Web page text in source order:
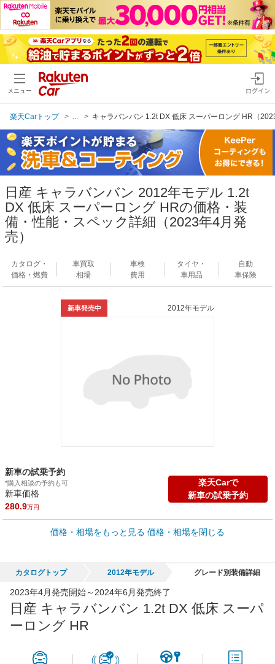
メニュー ログイン
楽天Carトップ キャラバンバン 1.2t DX 低床 スーパーロング HR（
日産 キャラバンバン 2012年モデル 1.2t
DX 低床 スーパーロング HRの価格・装
備・性能・スペック詳細（2023年4月発
売）
カタログ・
価格・燃費
車買取
相場
車検
費用
タイヤ・
車用品
自動
車保険
新車発売中 2012年モデル
新車の試乗予約
*購入相談の予約も可
新車価格
280.9万円
楽天Carで
新車の試乗予約
車買取価格 *
車買取相場
73,850円
*当該価格は車種別の価格となります。
価格・相場をもっと見る 価格・相場を閉じる
カタログトップ 2012年モデル グレード別装備詳細
2023年4月発売開始～2024年6月発売終了
日産 キャラバンバン 1.2t DX 低床 スーパ
ーロング HR